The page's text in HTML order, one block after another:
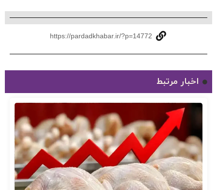
https://pardadkhabar.ir/?p=14772
اخبار مرتبط